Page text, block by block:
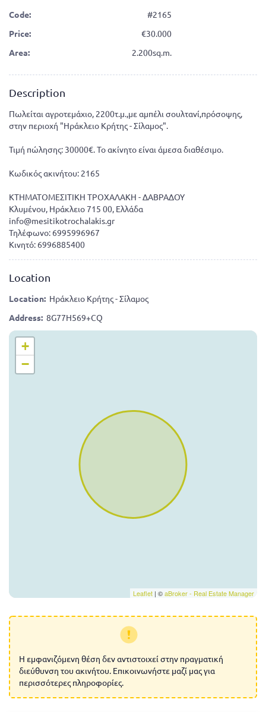
Code:
#2165
Price:
30.000
Area:
2.200sq.m.
Description
Πωλείται αγροτεμάχιο, 2200τ.μ.,με αμπέλι σουλτανί,πρόσοψης,
στην περιοχή "Ηράκλειο Κρήτης - Σίλαμος".
Τιμή πώλησης: 30000€. Το ακίνητο είναι άμεσα διαθέσιμο.
Κωδικός ακινήτου: 2165
ΚΤΗΜΑΤΟΜΕΣΙΤΙΚΗ ΤΡΟΧΑΛΑΚΗ - ΔΑΒΡΑΔΟΥ
Κλυμένου, Ηράκλειο 715 00, Ελλάδα
info@mesitikotrochalakis.gr
Τηλέφωνο: 6995996967
Κινητό: 6996885400
Location
Location: Ηράκλειο Κρήτης - Σίλαμος
Address: 8G77H569+CQ
+
−
Leaflet | ©aBroker - Real Estate Manager
Η εμφανιζόμενη θέση δεν αντιστοιχεί στην πραγματική
διεύθυνση του ακινήτου. Επικοινωνήστε μαζί μας για
περισσότερες πληροφορίες.